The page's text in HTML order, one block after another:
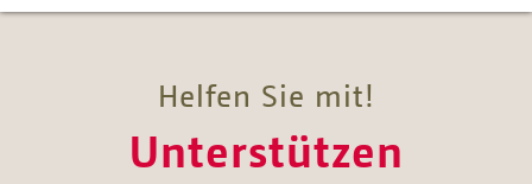
Helfen Sie mit!
Unterstützen